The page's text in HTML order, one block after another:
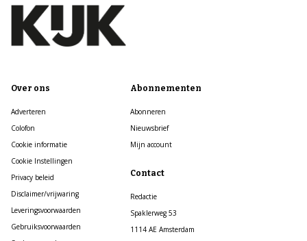
Over ons
Adverteren
Colofon
Cookie informatie
Cookie Instellingen
Privacy beleid
Disclaimer/vrijwaring
Leveringsvoorwaarden
Gebruiksvoorwaarden
Abonnementen
Abonneren
Nieuwsbrief
Mijn account
Contact
Redactie
Spaklerweg 53
1114 AE Amsterdam